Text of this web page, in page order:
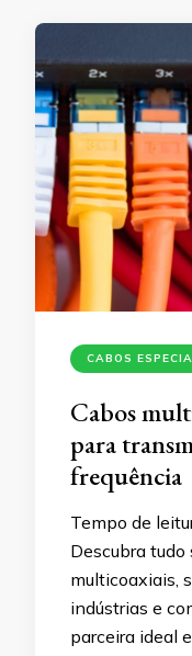
CABOS
Cabos
para
frequência
Tempo de
Descubra tudo
multicoaxiais,
indústrias e
parceira ideal